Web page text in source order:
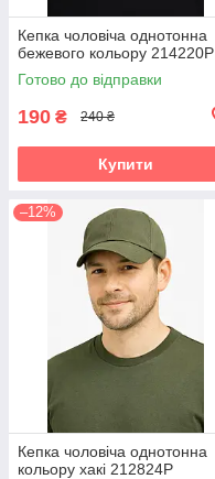
Кепка чоловіча однотонна
бежевого кольору 214220P
Готово до відправки
190 ₴ 240 ₴
Купити
–12%
Кепка чоловіча однотонна
кольору хакі 212824P